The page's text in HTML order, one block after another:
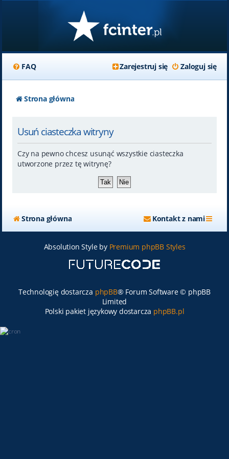
FAQ Zaloguj się
Zarejestruj się
Strona główna
Usuń ciasteczka witryny
Czy na pewno chcesz usunąć wszystkie ciasteczka
utworzone przez tę witrynę?
Strona główna Kontakt z nami
Absolution Style by Premium phpBB Styles
Technologię dostarcza phpBB® Forum Software © phpBB
Limited
Polski pakiet językowy dostarcza phpBB.pl